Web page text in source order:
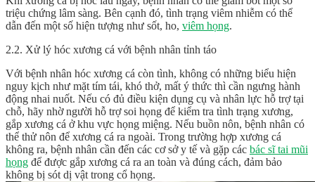
triệu chứng lâm sàng. Bên cạnh đó, tình trạng viêm nhiễm có thể
dẫn đến một số hiện tượng như sốt, ho, viêm họng.
2.2. Xử lý hóc xương cá với bệnh nhân tỉnh táo
Với bệnh nhân hóc xương cá còn tình, không có những biểu hiện
nguy kịch như mặt tím tái, khó thở, mất ý thức thì cần ngưng hành
động nhai nuốt. Nếu có đủ điều kiện dụng cụ và nhân lực hỗ trợ tại
chỗ, hãy nhờ người hỗ trợ soi họng để kiểm tra tình trạng xương,
gắp xương cá ở khu vực họng miệng. Nếu buồn nôn, bệnh nhân có
thể thử nôn để xương cá ra ngoài. Trong trường hợp xương cá
không ra, bệnh nhân cần đến các cơ sở y tế và gặp các bác sĩ tai mũi
họng để được gắp xương cá ra an toàn và đúng cách, đảm bảo
không bị sót dị vật trong cổ họng.